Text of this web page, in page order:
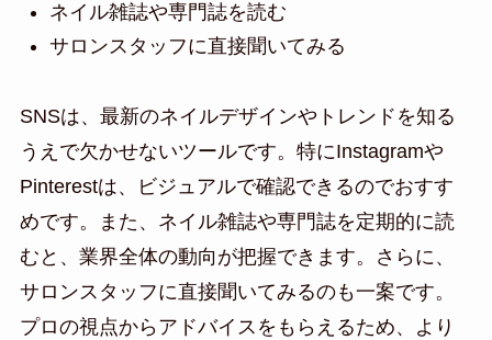
ネイル雑誌や専門誌を読む
サロンスタッフに直接聞いてみる
SNSは、最新のネイルデザインやトレンドを知る
うえで欠かせないツールです。特にInstagramや
Pinterestは、ビジュアルで確認できるのでおすす
めです。また、ネイル雑誌や専門誌を定期的に読
むと、業界全体の動向が把握できます。さらに、
サロンスタッフに直接聞いてみるのも一案です。
プロの視点からアドバイスをもらえるため、より